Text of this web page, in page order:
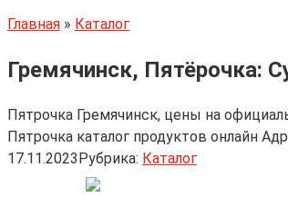
Главная » Каталог
Гремячинск, Пятёрочка:
Пятрочка Гремячинск, цены на
Пятрочка каталог продуктов онлайн
17.11.2023Рубрика: Каталог